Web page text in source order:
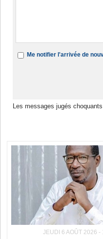
Me notifier l'arrivée de
Les messages jugés
JEUDI 6 AOÛT 2026 -